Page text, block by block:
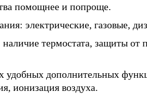
помощнее и попроще.
электрические, газовые,
термостата, защиты от
удобных дополнительных
ионизация воздуха.